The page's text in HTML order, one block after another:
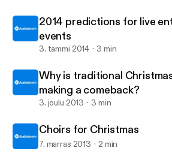
2014 predictions for live
events
3. tammi 2014 3 min
Why is traditional
making a comeback?
3. joulu 2013 3 min
Choirs for Christmas
7. marras 2013 2 min